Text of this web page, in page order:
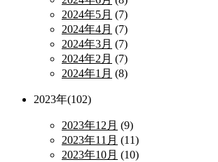
2024年5月 (7)
2024年4月 (7)
2024年3月 (7)
2024年2月 (7)
2024年1月 (8)
2023年(102)
2023年12月 (9)
2023年11月 (11)
2023年10月 (10)